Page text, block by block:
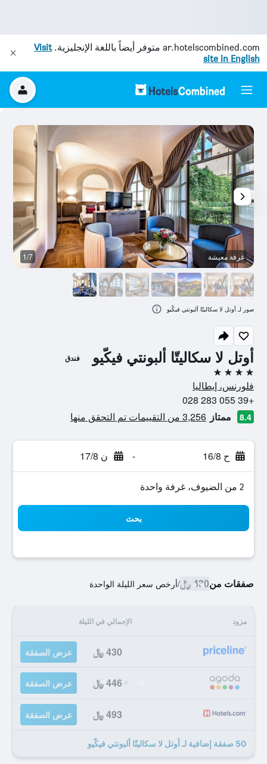
ar.hotelscombined.com متوفر أيضاً باللغة الإنجليزية.Visit
site in English
أوتل لا سكاليتّا ألبونتي فيكّيو فندق
4 نجوم
فلورنس، إيطاليا
+39 055 283 028
8.4 ممتاز 3,256 من التقييمات تم التحقق منها
ح 16/8 - ن 17/8
2 من الضيوف، غرفة واحدة
بحث
صفقات من430 ﷼ /أرخص سعر الليلة الواحدة
مزود الإجمالي في الليلة
430 ﷼ عرض الصفقة
446 ﷼ عرض الصفقة
493 ﷼ عرض الصفقة
50 صفقة إضافية لـ أوتل لا سكاليتّا ألبونتي فيكّيو
غرفة معيشة 1/7
صور لـ أوتل لا سكاليتّا ألبونتي فيكّيو